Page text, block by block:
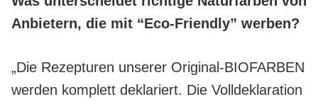
Anbietern, die mit “Eco-Friendly” werben?
„Die Rezepturen unserer Original-BIOFARBEN
werden komplett deklariert. Die Volldeklaration